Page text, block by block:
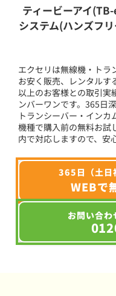
ティービーアイ
システム(ハンズフ
エクセリは無線機・トラ
お安く販売、レンタルす
以上のお客様との取引実
ンバーワンです。365日
トランシーバー・イン
機種で購入前の無料お試
内で対応しますので、安
365日（土日
WEBで
お問い合わ